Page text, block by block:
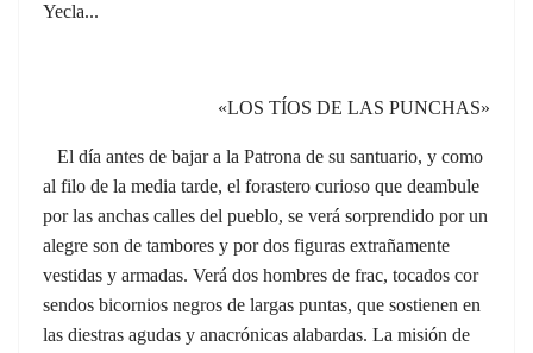
Yecla...
«LOS TÍOS DE LAS PUNCHAS»
El día antes de bajar a la Patrona de su santuario, y como
al filo de la media tarde, el forastero curioso que deambule
por las anchas calles del pueblo, se verá sorprendido por un
alegre son de tambores y por dos figuras extrañamente
vestidas y armadas. Verá dos hombres de frac, tocados cor
sendos bicornios negros de largas puntas, que sostienen en
las diestras agudas y anacrónicas alabardas. La misión de